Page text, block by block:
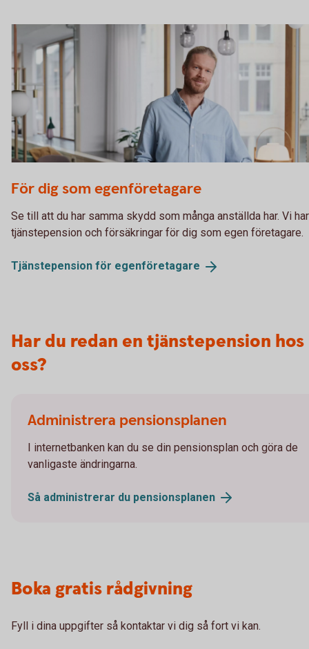
För dig som egenföretagare
Se till att du har samma skydd som många anställda har. Vi har
tjänstepension och försäkringar för dig som egen företagare.
Tjänstepension för egenföretagare
Har du redan en tjänstepension hos
oss?
Administrera pensionsplanen
I internetbanken kan du se din pensionsplan och göra de
vanligaste ändringarna.
Så administrerar du pensionsplanen
Boka gratis rådgivning
Fyll i dina uppgifter så kontaktar vi dig så fort vi kan.